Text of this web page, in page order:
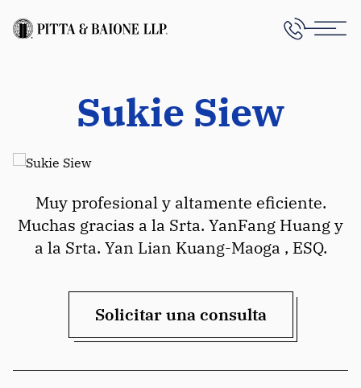
Sukie Siew
Muy profesional y altamente eficiente.
Muchas gracias a la Srta. YanFang Huang y
a la Srta. Yan Lian Kuang-Maoga , ESQ.
Solicitar una consulta